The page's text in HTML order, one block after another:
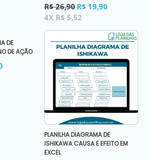
Preço
normal
R$ 26,90 R$ 19,90
4X R$ 5,52
DE
DE AÇÃO
PLANILHA DIAGRAMA DE
ISHIKAWA CAUSA E EFEITO EM
EXCEL